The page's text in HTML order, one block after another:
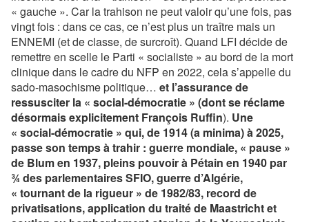
« gauche ». Car la trahison ne peut valoir qu’une fois, pas
vingt fois : dans ce cas, ce n’est plus un traître mais un
ENNEMI (et de classe, de surcroît). Quand LFI décide de
remettre en scelle le Parti « socialiste » au bord de la mort
clinique dans le cadre du NFP en 2022, cela s’appelle du
sado-masochisme politique… et l’assurance de
ressusciter la « social-démocratie » (dont se réclame
désormais explicitement François Ruffin). Une
« social-démocratie » qui, de 1914 (a minima) à 2025,
passe son temps à trahir : guerre mondiale, « pause »
de Blum en 1937, pleins pouvoir à Pétain en 1940 par
¾ des parlementaires SFIO, guerre d’Algérie,
« tournant de la rigueur » de 1982/83, record de
privatisations, application du traité de Maastricht et